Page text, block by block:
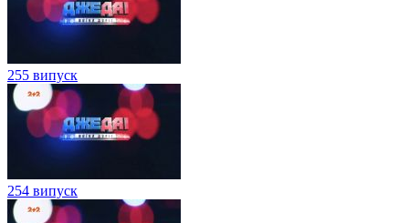
255 випуск
254 випуск